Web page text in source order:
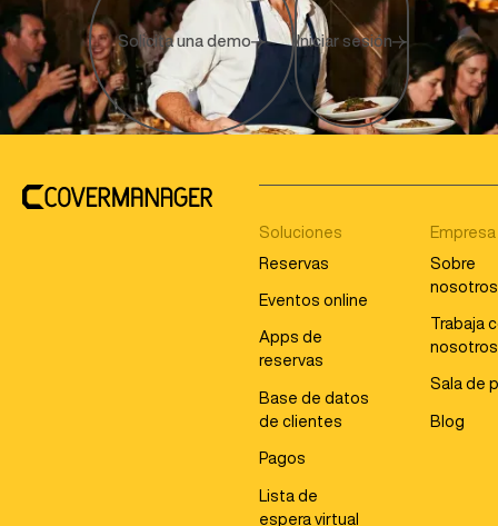
Solicita una demo Iniciar sesión
Soluciones
Reservas
Eventos online
Apps de
reservas
Base de datos
de clientes
Pagos
Lista de
espera virtual
Empresa
Sobre
nosotros
Trabaja
nosotros
Sala de
Blog